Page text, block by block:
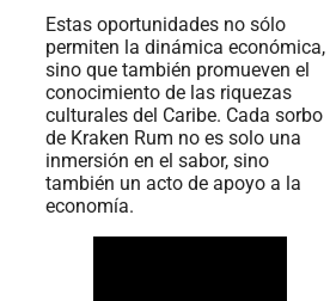
Estas oportunidades no sólo
permiten la dinámica económica,
sino que también promueven el
conocimiento de las riquezas
culturales del Caribe. Cada sorbo
de Kraken Rum no es solo una
inmersión en el sabor, sino
también un acto de apoyo a la
economía.